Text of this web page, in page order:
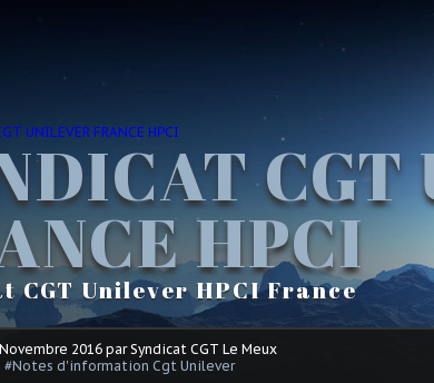
HPCI
CGT Unilever HPCI France
2016 par Syndicat CGT Le Meux
#Notes d'information Cgt Unilever